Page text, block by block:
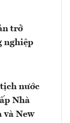
trở
nghiệp
nước
Nhà
và New